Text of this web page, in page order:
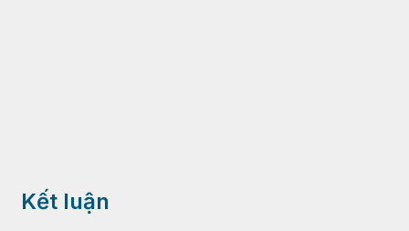
Kết luận